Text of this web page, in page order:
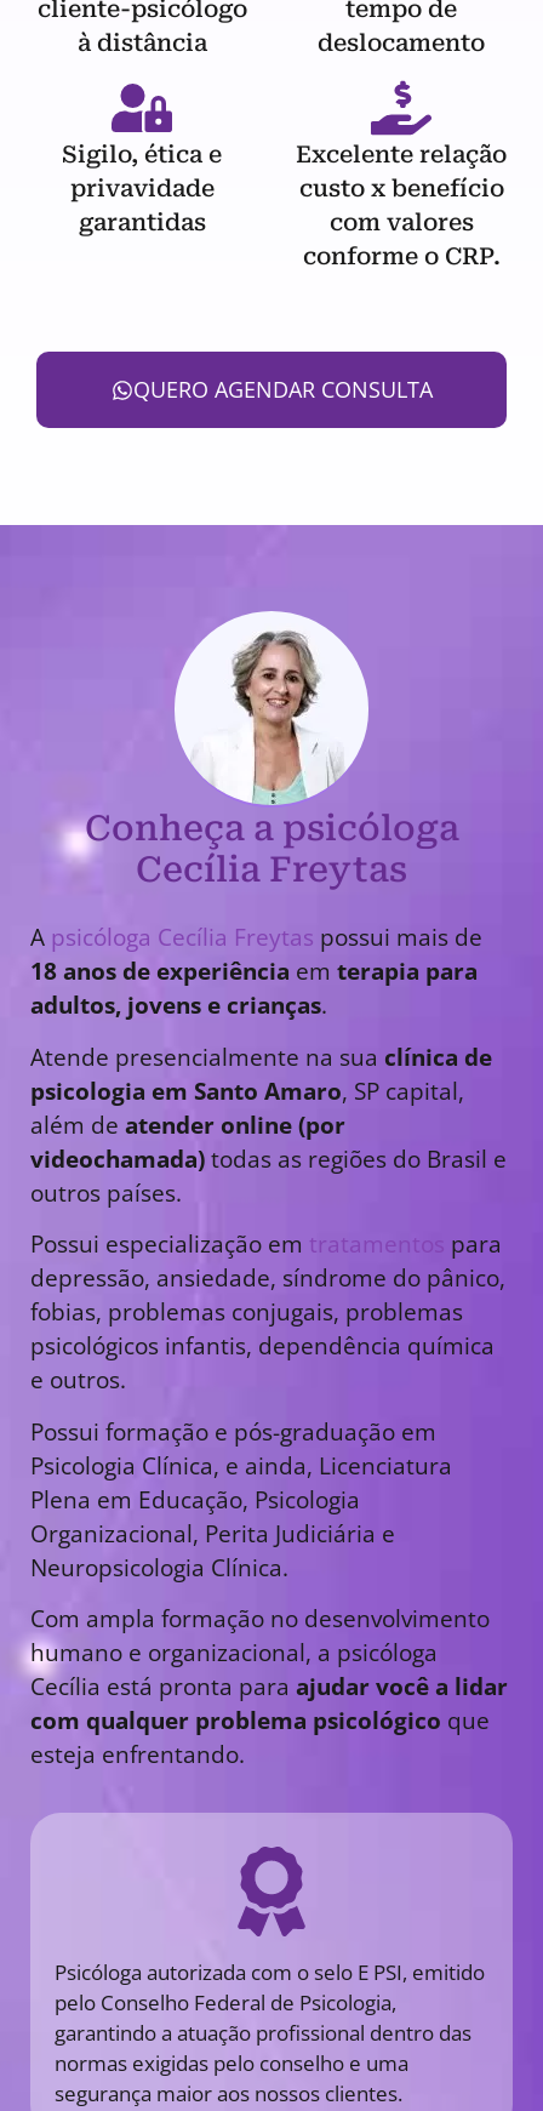
cliente-psicólogo
à distância
Sigilo, ética e
privavidade
garantidas
tempo de
deslocamento
Excelente relação
custo x benefício
com valores
conforme o CRP.
QUERO AGENDAR CONSULTA
Conheça a psicóloga
Cecília Freytas
A psicóloga Cecília Freytas possui mais de
18 anos de experiência em terapia para
adultos, jovens e crianças.
Atende presencialmente na sua clínica de
psicologia em Santo Amaro, SP capital,
além de atender online (por
videochamada)todas as regiões do Brasil e
outros países.
Possui especialização em tratamentos para
depressão, ansiedade, síndrome do pânico,
fobias, problemas conjugais, problemas
psicológicos infantis, dependência química
e outros.
Possui formação e pós-graduação em
Psicologia Clínica, e ainda, Licenciatura
Plena em Educação, Psicologia
Organizacional, Perita Judiciária e
Neuropsicologia Clínica.
Com ampla formação no desenvolvimento
humano e organizacional, a psicóloga
Cecília está pronta para ajudar você a lidar
com qualquer problema psicológico que
esteja enfrentando.
Psicóloga autorizada com o selo E PSI, emitido
pelo Conselho Federal de Psicologia,
garantindo a atuação profissional dentro das
normas exigidas pelo conselho e uma
segurança maior aos nossos clientes.